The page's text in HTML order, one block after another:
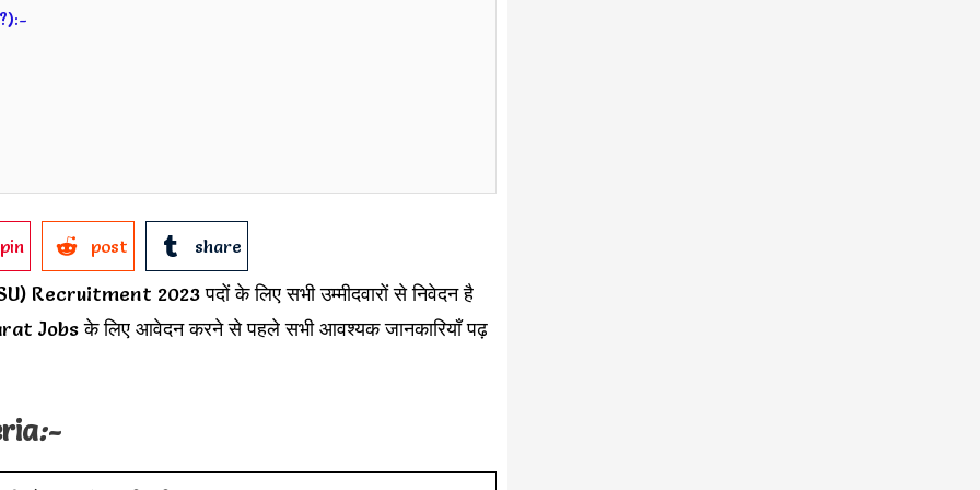
pin post share
2023 पदों के लिए सभी उम्मीदवारों से निवेदन है
के लिए आवेदन करने से पहले सभी आवश्यक जानकारियाँ पढ़
:-